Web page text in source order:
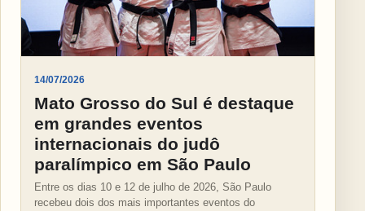
14/07/2026
Mato Grosso do Sul é destaque
em grandes eventos
internacionais do judô
paralímpico em São Paulo
Entre os dias 10 e 12 de julho de 2026, São Paulo
recebeu dois dos mais importantes eventos do